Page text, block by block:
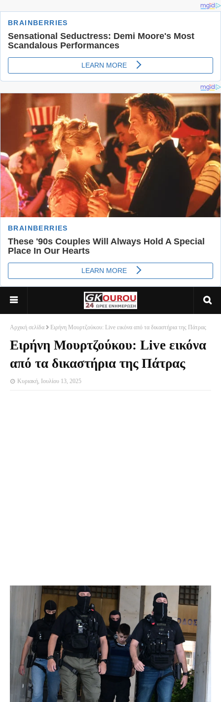
Αρχική σελίδα Ειρήνη Μουρτζούκου: Live εικόνα από τα δικαστήρια της Πάτρας
Ειρήνη Μουρτζούκου: Live εικόνα
από τα δικαστήρια της Πάτρας
Κυριακή, Ιουλίου 13, 2025